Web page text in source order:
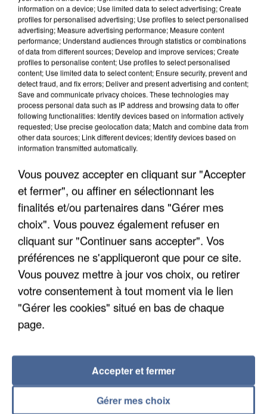
UN SECOND CADRE DE LA DZ MAFIA
INTERPELLÉ EN ALGÉRIE
UNE TOURISTE DE L’OISE EMPORTÉE PAR UNE
COULÉE DE BOUE EN HAUTE-SAVOIE
information on a device; Use limited data to select advertising; Create
profiles for personalised advertising; Use profiles to select personalised
advertising; Measure advertising performance; Measure content
performance; Understand audiences through statistics or combinations
of data from different sources; Develop and improve services; Create
profiles to personalise content; Use profiles to select personalised
content; Use limited data to select content; Ensure security, prevent and
detect fraud, and fix errors; Deliver and present advertising and content;
Save and communicate privacy choices. These technologies may
process personal data such as IP address and browsing data to offer
following functionalities: Identify devices based on information actively
requested; Use precise geolocation data; Match and combine data from
other data sources; Link different devices; Identify devices based on
information transmitted automatically.
Vous pouvez accepter en cliquant sur "Accepter
et fermer", ou affiner en sélectionnant les
finalités et/ou partenaires dans "Gérer mes
choix". Vous pouvez également refuser en
cliquant sur "Continuer sans accepter". Vos
préférences ne s'appliqueront que pour ce site.
Vous pouvez mettre à jour vos choix, ou retirer
votre consentement à tout moment via le lien
"Gérer les cookies" situé en bas de chaque
page.
Gérer mes choix
Accepter et fermer